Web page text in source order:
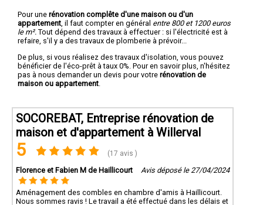
Pour une rénovation complête d'une maison ou d'un
appartement , il faut compter en général entre 800 et 1200 euros
le m². Tout dépend des travaux à effectuer : si l'électricité est à
refaire, s'il y a des travaux de plomberie à prévoir...
De plus, si vous réalisez des travaux d'isolation, vous pouvez
bénéficier de l'éco-prêt à taux 0%. Pour en savoir plus, n'hésitez
pas à nous demander un devis pour votre rénovation de
maison ou appartement
SOCOREBAT, Entreprise rénovation de
maison et d'appartement à Willerval
5 (17 avis )
Florence et Fabien M de Haillicourt Avis déposé le 27/04/2024
Aménagement des combles en chambre d'amis à Haillicourt.
Nous sommes ravis ! Le travail a été effectué dans les délais et